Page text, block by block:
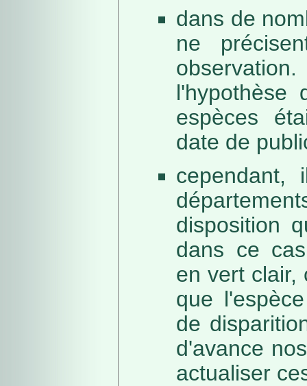
dans de
ne
l'hypothèse
espèces
date de
cependant,
disposition
dans ce
en vert clair,
que
de
d'avance
actualiser